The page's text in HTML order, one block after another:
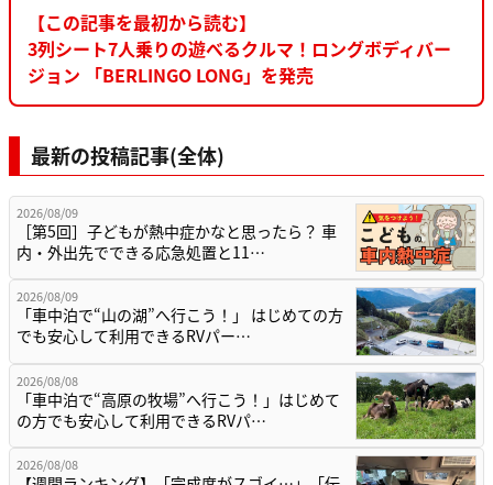
【この記事を最初から読む】
3列シート7人乗りの遊べるクルマ！ロングボディバー
ジョン 「BERLINGO LONG」を発売
最新の投稿記事(全体)
2026/08/09
［第5回］子どもが熱中症かなと思ったら？ 車
内・外出先でできる応急処置と11…
2026/08/09
「車中泊で“山の湖”へ行こう！」 はじめての方
でも安心して利用できるRVパー…
2026/08/08
「車中泊で“高原の牧場”へ行こう！」はじめて
の方でも安心して利用できるRVパ…
2026/08/08